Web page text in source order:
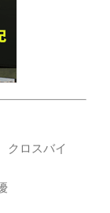
クロスバイ